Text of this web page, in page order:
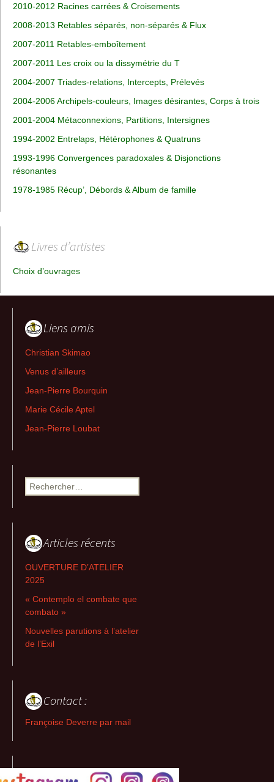
2010-2012 Racines carrées & Croisements
2008-2013 Retables séparés, non-séparés & Flux
2007-2011 Retables-emboîtement
2007-2011 Les croix ou la dissymétrie du T
2004-2007 Triades-relations, Intercepts, Prélevés
2004-2006 Archipels-couleurs, Images désirantes, Corps à trois
2001-2004 Métaconnexions, Partitions, Intersignes
1994-2002 Entrelaps, Hétérophones & Quatruns
1993-1996 Convergences paradoxales & Disjonctions
résonantes
1978-1985 Récup’, Débords & Album de famille
Livres d’artistes
Choix d’ouvrages
Liens amis
Christian Skimao
Venus d’ailleurs
Jean-Pierre Bourquin
Marie Cécile Aptel
Jean-Pierre Loubat
Rechercher :
Articles récents
OUVERTURE D’ATELIER
2025
« Contemplo el combate que
combato »
Nouvelles parutions à l’atelier
de l’Exil
Contact :
Françoise Deverre par mail